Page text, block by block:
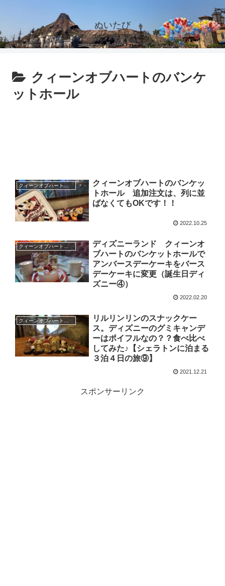
ぬいたび
クィーンオブハートのバンケ
ットホール
クィーンオブハートのバンケットホール
クィーンオブハートのバンケッ
トホール 追加注文は、列に並
ばなくてもOKです！！
2022.10.25
ディズニーランド クィーンオ
ブハートのバンケットホールで
アンバースデーケーキをバース
デーケーキに変更（誕生日ディ
ズニー④）
2022.02.20
クィーンオブハートのバンケットホール
リルリンリンのスナックケー
ス。ディズニーのグミキャンデ
ーはポイフルなの？？食べ比べ
してみた♪【シェラトンに泊まる
３泊４日の旅⑨】
2021.12.21
スポンサーリンク